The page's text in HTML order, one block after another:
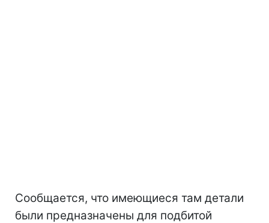
Сообщается, что имеющиеся там детали
были предназначены для подбитой